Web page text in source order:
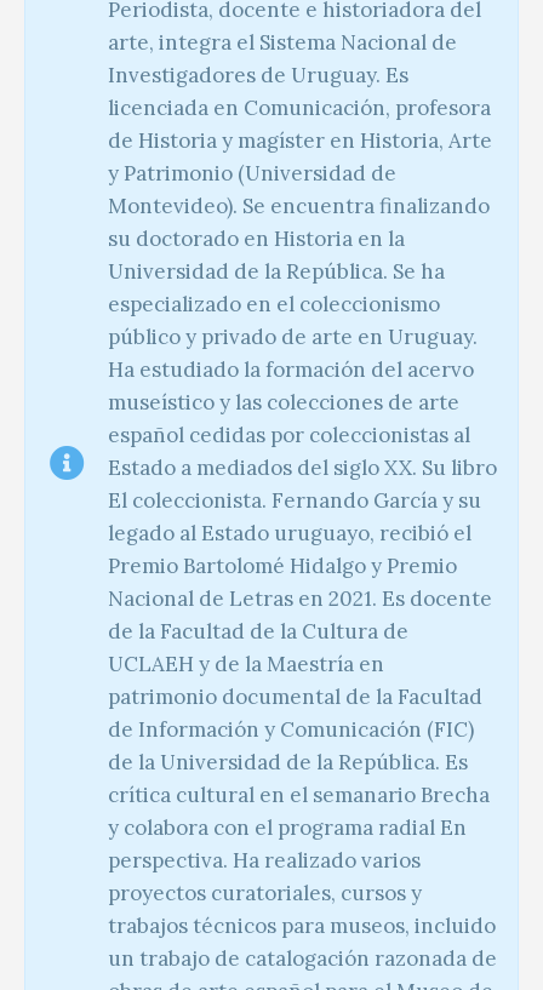
Periodista, docente e historiadora del
arte, integra el Sistema Nacional de
Investigadores de Uruguay. Es
licenciada en Comunicación, profesora
de Historia y magíster en Historia, Arte
y Patrimonio (Universidad de
Montevideo). Se encuentra finalizando
su doctorado en Historia en la
Universidad de la República. Se ha
especializado en el coleccionismo
público y privado de arte en Uruguay.
Ha estudiado la formación del acervo
museístico y las colecciones de arte
español cedidas por coleccionistas al
Estado a mediados del siglo XX. Su libro
El coleccionista. Fernando García y su
legado al Estado uruguayo, recibió el
Premio Bartolomé Hidalgo y Premio
Nacional de Letras en 2021. Es docente
de la Facultad de la Cultura de
UCLAEH y de la Maestría en
patrimonio documental de la Facultad
de Información y Comunicación (FIC)
de la Universidad de la República. Es
crítica cultural en el semanario Brecha
y colabora con el programa radial En
perspectiva. Ha realizado varios
proyectos curatoriales, cursos y
trabajos técnicos para museos, incluido
un trabajo de catalogación razonada de